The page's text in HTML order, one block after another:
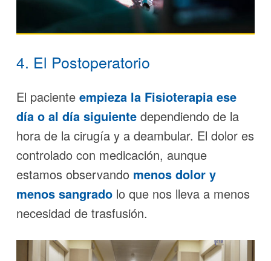
4. El Postoperatorio
El paciente empieza la Fisioterapia ese
día o al día siguiente dependiendo de la
hora de la cirugía y a deambular. El dolor es
controlado con medicación, aunque
estamos observando menos dolor y
menos sangrado lo que nos lleva a menos
necesidad de trasfusión.